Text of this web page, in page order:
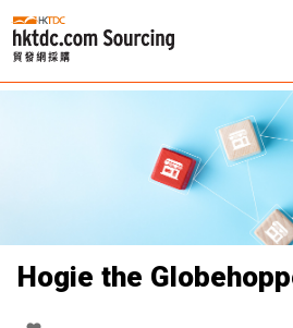
Hogie the